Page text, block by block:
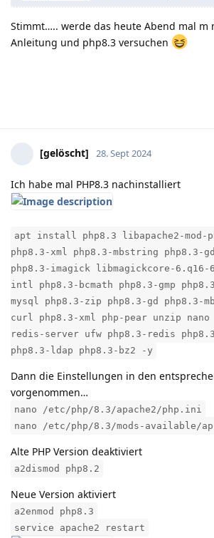
Stimmt….. werde das heute Abend mal m
Anleitung und php8.3 versuchen
[gelöscht] 28. Sept 2024
Ich habe mal PHP8.3 nachinstalliert
apt install php8.3 libapache2-mod-
php8.3-xml php8.3-mbstring php8.3-
php8.3-imagick libmagickcore-
intl php8.3-bcmath php8.3-gmp
mysql php8.3-zip php8.3-gd php8.3-
curl php8.3-xml php-pear unzip nano
redis-server ufw php8.3-redis
php8.3-ldap php8.3-bz2 -y
Dann die Einstellungen in den
vorgenommen…
nano /etc/php/8.3/apache2/php.ini
nano /etc/php/8.3/mods-available/
Alte PHP Version deaktiviert
a2dismod php8.2
Neue Version aktiviert
a2enmod php8.3
service apache2 restart